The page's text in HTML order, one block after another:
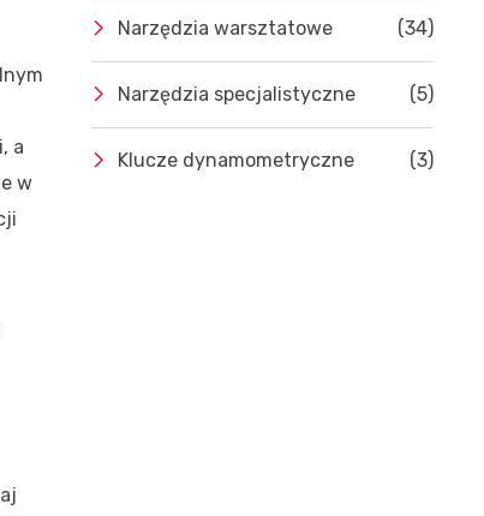
a
w
Narzędzia warsztatowe (34)
Narzędzia specjalistyczne (5)
Klucze dynamometryczne (3)